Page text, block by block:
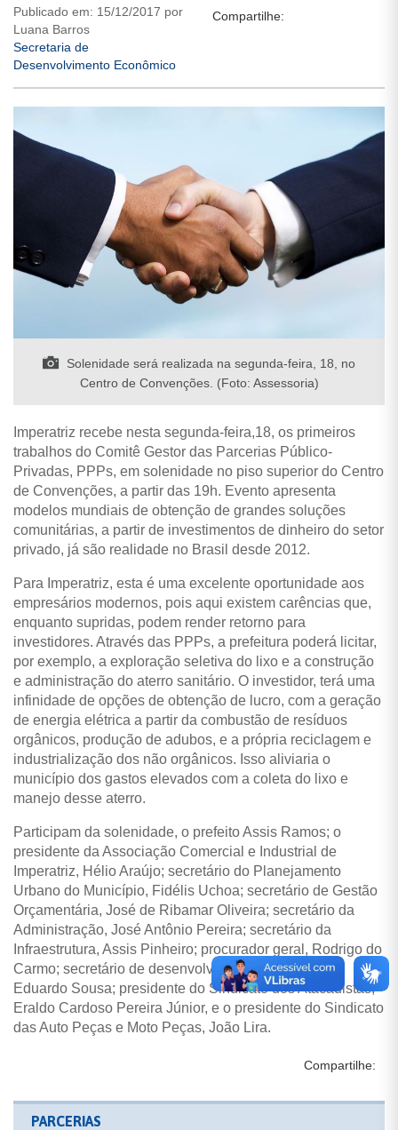
Publicado em: 15/12/2017 por
Luana Barros
Secretaria de
Desenvolvimento Econômico
Compartilhe:
Solenidade será realizada na segunda-feira, 18, no
Centro de Convenções. (Foto: Assessoria)
Imperatriz recebe nesta segunda-feira,18, os primeiros
trabalhos do Comitê Gestor das Parcerias Público-
Privadas, PPPs, em solenidade no piso superior do Centro
de Convenções, a partir das 19h. Evento apresenta
modelos mundiais de obtenção de grandes soluções
comunitárias, a partir de investimentos de dinheiro do setor
privado, já são realidade no Brasil desde 2012.
Para Imperatriz, esta é uma excelente oportunidade aos
empresários modernos, pois aqui existem carências que,
enquanto supridas, podem render retorno para
investidores. Através das PPPs, a prefeitura poderá licitar,
por exemplo, a exploração seletiva do lixo e a construção
e administração do aterro sanitário. O investidor, terá uma
infinidade de opções de obtenção de lucro, com a geração
de energia elétrica a partir da combustão de resíduos
orgânicos, produção de adubos, e a própria reciclagem e
industrialização dos não orgânicos. Isso aliviaria o
município dos gastos elevados com a coleta do lixo e
manejo desse aterro.
Participam da solenidade, o prefeito Assis Ramos; o
presidente da Associação Comercial e Industrial de
Imperatriz, Hélio Araújo; secretário do Planejamento
Urbano do Município, Fidélis Uchoa; secretário de Gestão
Orçamentária, José de Ribamar Oliveira; secretário da
Administração, José Antônio Pereira; secretário da
Infraestrutura, Assis Pinheiro; procurador geral, Rodrigo do
Carmo; secretário de desenvolvimento econômico,
Eduardo Sousa; presidente do Sindicato dos Atacadistas,
Eraldo Cardoso Pereira Júnior, e o presidente do Sindicato
das Auto Peças e Moto Peças, João Lira.
Compartilhe:
PARCERIAS